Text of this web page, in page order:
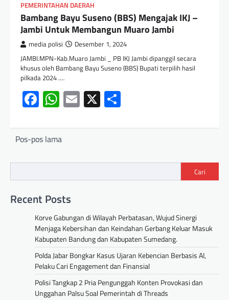
PEMERINTAHAN DAERAH
Bambang Bayu Suseno (BBS) Mengajak IKJ –
Jambi Untuk Membangun Muaro Jambi
media polisi Desember 1, 2024
JAMBI.MPN-Kab.Muaro Jambi _ PB IKJ Jambi dipanggil secara
khusus oleh Bambang Bayu Suseno (BBS) Bupati terpilih hasil
pilkada 2024 .…
Facebook
WhatsApp
Email
X
Pos-pos lama
Cari
Recent Posts
Korve Gabungan di Wilayah Perbatasan, Wujud Sinergi
Menjaga Kebersihan dan Keindahan Gerbang Keluar Masuk
Kabupaten Bandung dan Kabupaten Sumedang.
Polda Jabar Bongkar Kasus Ujaran Kebencian Berbasis AI,
Pelaku Cari Engagement dan Finansial
Polisi Tangkap 2 Pria Pengunggah Konten Provokasi dan
Unggahan Palsu Soal Pemerintah di Threads